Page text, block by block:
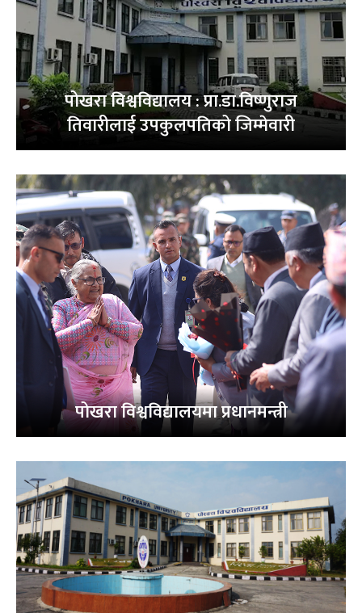
पोखरा विश्वविद्यालय : प्रा.डा.विष्णुराज
तिवारीलाई उपकुलपतिको जिम्मेवारी
पोखरा विश्वविद्यालयमा प्रधानमन्त्री